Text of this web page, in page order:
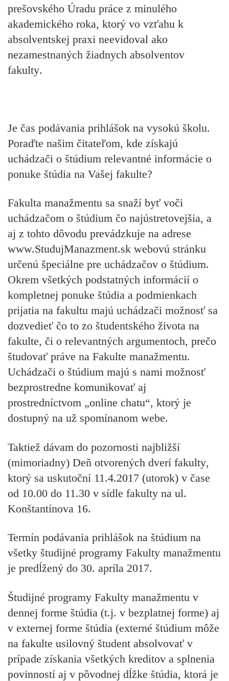
prešovského Úradu práce z minulého
akademického roka, ktorý vo vzťahu k
absolventskej praxi neevidoval ako
nezamestnaných žiadnych absolventov
fakulty.
Je čas podávania prihlášok na vysokú školu.
Poraďte našim čitateľom, kde získajú
uchádzači o štúdium relevantné informácie o
ponuke štúdia na Vašej fakulte?
Fakulta manažmentu sa snaží byť voči
uchádzačom o štúdium čo najústretovejšia, a
aj z tohto dôvodu prevádzkuje na adrese
www.StudujManazment.sk webovú stránku
určenú špeciálne pre uchádzačov o štúdium.
Okrem všetkých podstatných informácií o
kompletnej ponuke štúdia a podmienkach
prijatia na fakultu majú uchádzači možnosť sa
dozvedieť čo to zo študentského života na
fakulte, či o relevantných argumentoch, prečo
študovať práve na Fakulte manažmentu.
Uchádzači o štúdium majú s nami možnosť
bezprostredne komunikovať aj
prostredníctvom „online chatu“, ktorý je
dostupný na už spomínanom webe.
Taktiež dávam do pozornosti najbližší
(mimoriadny) Deň otvorených dverí fakulty,
ktorý sa uskutoční 11.4.2017 (utorok) v čase
od 10.00 do 11.30 v sídle fakulty na ul.
Konštantínova 16.
Termín podávania prihlášok na štúdium na
všetky študijné programy Fakulty manažmentu
je predĺžený do 30. apríla 2017.
Študijné programy Fakulty manažmentu v
dennej forme štúdia (t.j. v bezplatnej forme) aj
v externej forme štúdia (externé štúdium môže
na fakulte usilovný študent absolvovať v
prípade získania všetkých kreditov a splnenia
povinností aj v pôvodnej dĺžke štúdia, ktorá je